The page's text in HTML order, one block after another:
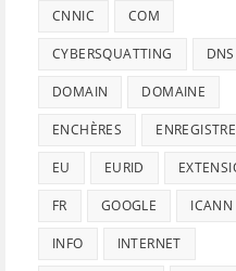
CNNIC COM
CYBERSQUATTING DNS
DOMAIN DOMAINE
ENCHÈRES
EU EURID
FR GOOGLE ICANN
INFO INTERNET